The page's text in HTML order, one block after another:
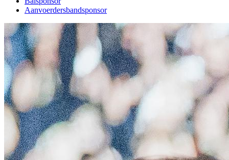
Aanvoerdersbandsponsor